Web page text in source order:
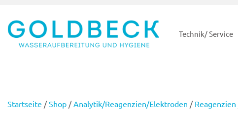
Technik/ Service
Startseite /Shop /Analytik/Reagenzien/Elektroden / Reagenzien